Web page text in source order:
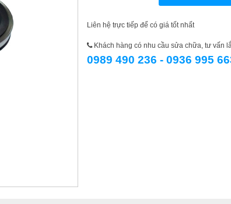
Liên hệ trực tiếp để có giá tốt nhất
Khách hàng có nhu cầu sửa chữa, tư vấn
0989 490 236 - 0936 995